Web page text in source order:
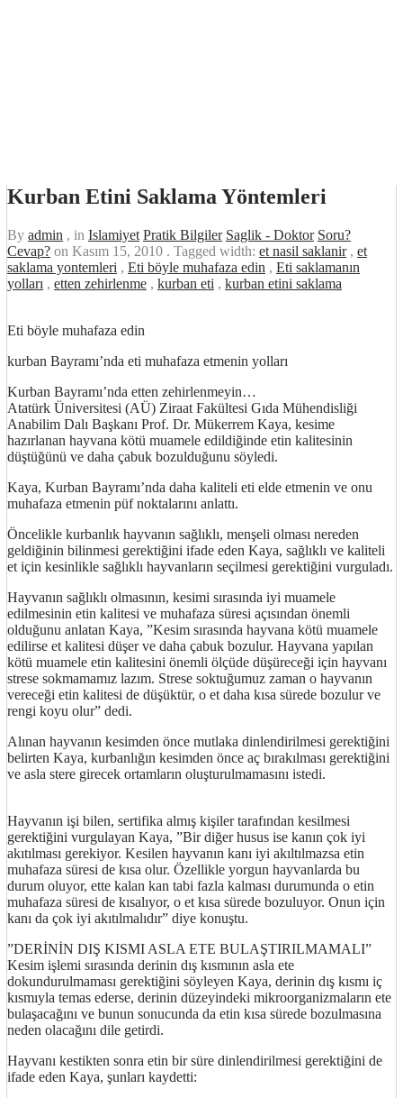
Kurban Etini Saklama Yöntemleri
By admin , in Islamiyet Pratik Bilgiler Saglik - Doktor Soru?
Cevap? on Kasım 15, 2010 . Tagged width: et nasil saklanir, et
saklama yontemleri , Eti böyle muhafaza edin , Eti saklamanın
yolları , etten zehirlenme , kurban eti , kurban etini saklama
Eti böyle muhafaza edin
kurban Bayramı’nda eti muhafaza etmenin yolları
Kurban Bayramı’nda etten zehirlenmeyin…
Atatürk Üniversitesi (AÜ) Ziraat Fakültesi Gıda Mühendisliği
Anabilim Dalı Başkanı Prof. Dr. Mükerrem Kaya, kesime
hazırlanan hayvana kötü muamele edildiğinde etin kalitesinin
düştüğünü ve daha çabuk bozulduğunu söyledi.
Kaya, Kurban Bayramı’nda daha kaliteli eti elde etmenin ve onu
muhafaza etmenin püf noktalarını anlattı.
Öncelikle kurbanlık hayvanın sağlıklı, menşeli olması nereden
geldiğinin bilinmesi gerektiğini ifade eden Kaya, sağlıklı ve kaliteli
et için kesinlikle sağlıklı hayvanların seçilmesi gerektiğini vurguladı.
Hayvanın sağlıklı olmasının, kesimi sırasında iyi muamele
edilmesinin etin kalitesi ve muhafaza süresi açısından önemli
olduğunu anlatan Kaya, ”Kesim sırasında hayvana kötü muamele
edilirse et kalitesi düşer ve daha çabuk bozulur. Hayvana yapılan
kötü muamele etin kalitesini önemli ölçüde düşüreceği için hayvanı
strese sokmamamız lazım. Strese soktuğumuz zaman o hayvanın
vereceği etin kalitesi de düşüktür, o et daha kısa sürede bozulur ve
rengi koyu olur” dedi.
Alınan hayvanın kesimden önce mutlaka dinlendirilmesi gerektiğini
belirten Kaya, kurbanlığın kesimden önce aç bırakılması gerektiğini
ve asla stere girecek ortamların oluşturulmamasını istedi.
Hayvanın işi bilen, sertifika almış kişiler tarafından kesilmesi
gerektiğini vurgulayan Kaya, ”Bir diğer husus ise kanın çok iyi
akıtılması gerekiyor. Kesilen hayvanın kanı iyi akıltılmazsa etin
muhafaza süresi de kısa olur. Özellikle yorgun hayvanlarda bu
durum oluyor, ette kalan kan tabi fazla kalması durumunda o etin
muhafaza süresi de kısalıyor, o et kısa sürede bozuluyor. Onun için
kanı da çok iyi akıtılmalıdır” diye konuştu.
”DERİNİN DIŞ KISMI ASLA ETE BULAŞTIRILMAMALI”
Kesim işlemi sırasında derinin dış kısmının asla ete
dokundurulmaması gerektiğini söyleyen Kaya, derinin dış kısmı iç
kısmıyla temas ederse, derinin düzeyindeki mikroorganizmaların ete
bulaşacağını ve bunun sonucunda da etin kısa sürede bozulmasına
neden olacağını dile getirdi.
Hayvanı kestikten sonra etin bir süre dinlendirilmesi gerektiğini de
ifade eden Kaya, şunları kaydetti: